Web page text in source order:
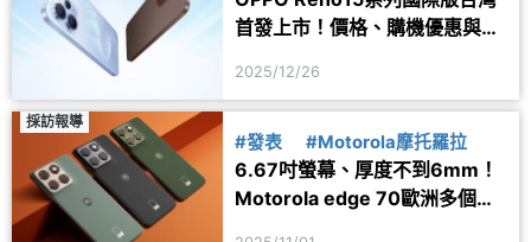
首發上市！價格、購機優惠與規
2025/12/26
採訪報導
#發表 #Motorola摩托羅拉
6.67吋螢幕、厚度不到6mm！
Motorola edge 70歐洲多個市